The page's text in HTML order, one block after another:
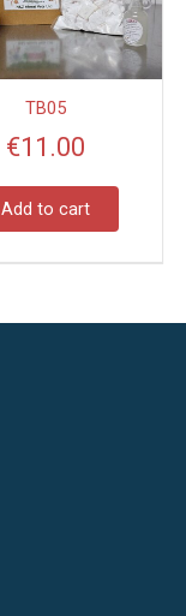
TB05
€11.00
Add to cart